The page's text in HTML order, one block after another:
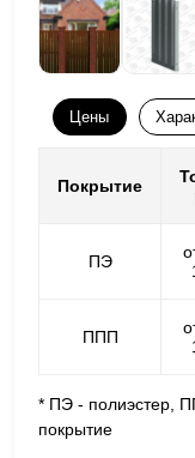
Цены
Покрытие
ПЭ
ППП
* ПЭ - полиэстер,
покрытие